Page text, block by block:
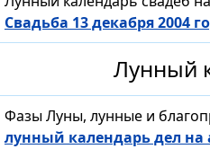
Свадьба 13 декабря 2004
Лунный
Фазы Луны, лунные и
лунный календарь дел на